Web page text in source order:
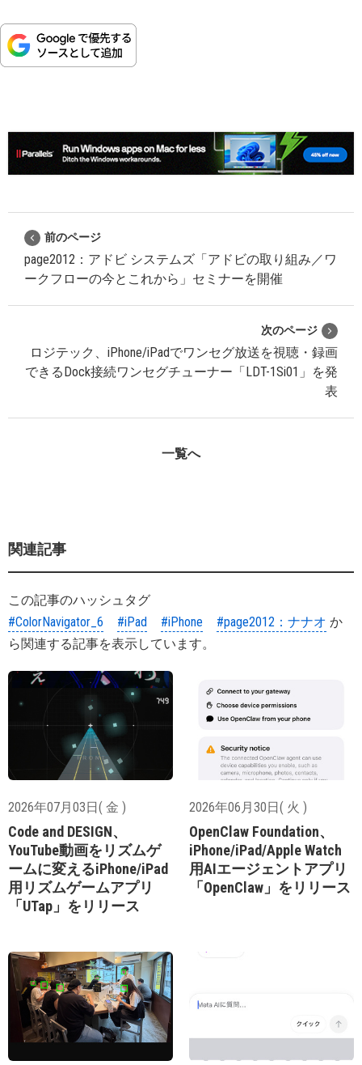
前のページ
page2012：アドビ システムズ「アドビの取り組み／ワ
ークフローの今とこれから」セミナーを開催
次のページ
ロジテック、iPhone/iPadでワンセグ放送を視聴・録画
できるDock接続ワンセグチューナー「LDT-1Si01」を発
表
一覧へ
関連記事
この記事のハッシュタグ
#ColorNavigator_6
#iPad #iPhone #page2012：ナナオ か
ら関連する記事を表示しています。
2026年07月03日( 金 )
Code and DESIGN、
YouTube動画をリズムゲ
ームに変えるiPhone/iPad
用リズムゲームアプリ
「UTap」をリリース
2026年06月30日( 火 )
OpenClaw Foundation、
iPhone/iPad/Apple Watch
用AIエージェントアプリ
「OpenClaw」をリリース